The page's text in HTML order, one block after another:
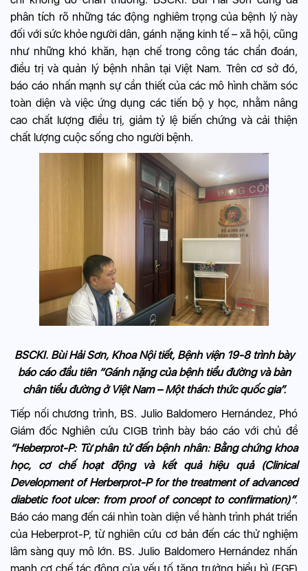
phân tích rõ những tác động nghiêm trọng của bệnh lý này
đối với sức khỏe người dân, gánh nặng kinh tế – xã hội, cũng
như những khó khăn, hạn chế trong công tác chẩn đoán,
điều trị và quản lý bệnh nhân tại Việt Nam. Trên cơ sở đó,
báo cáo nhấn mạnh sự cần thiết của các mô hình chăm sóc
toàn diện và việc ứng dụng các tiến bộ y học, nhằm nâng
cao chất lượng điều trị, giảm tỷ lệ biến chứng và cải thiện
chất lượng cuộc sống cho người bệnh.
BSCKI. Bùi Hải Sơn, Khoa Nội tiết, Bệnh viện 19-8 trình bày
báo cáo đầu tiên “Gánh nặng của bệnh tiểu đường và bàn
chân tiểu đường ở Việt Nam – Một thách thức quốc gia”.
Tiếp nối chương trình, BS. Julio Baldomero Hernández, Phó
Giám đốc Nghiên cứu CIGB trình bày báo cáo với chủ đề
“Heberprot-P: Từ phân tử đến bệnh nhân: Bằng chứng khoa
học, cơ chế hoạt động và kết quả hiệu quả (Clinical
Development of Herberprot-P for the treatment of advanced
diabetic foot ulcer: from proof of concept to confirmation)”.
Báo cáo mang đến cái nhìn toàn diện về hành trình phát triển
của Heberprot-P, từ nghiên cứu cơ bản đến các thử nghiệm
lâm sàng quy mô lớn. BS. Julio Baldomero Hernández nhấn
mạnh cơ chế tác động của yếu tố tăng trưởng biểu bì (EGF)